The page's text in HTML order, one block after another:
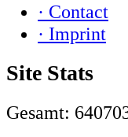
· Contact
· Imprint
Site Stats
Gesamt: